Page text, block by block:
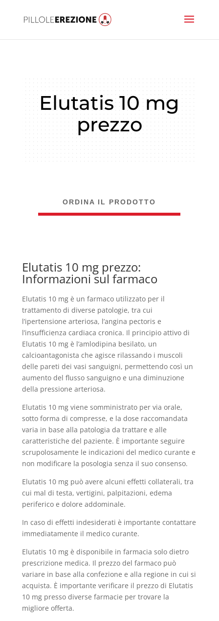
Elutatis 10 mg
prezzo
ORDINA IL PRODOTTO
Elutatis 10 mg prezzo:
Informazioni sul farmaco
Elutatis 10 mg è un farmaco utilizzato per il
trattamento di diverse patologie, tra cui
l’ipertensione arteriosa, l’angina pectoris e
l’insufficienza cardiaca cronica. Il principio attivo di
Elutatis 10 mg è l’amlodipina besilato, un
calcioantagonista che agisce rilassando i muscoli
delle pareti dei vasi sanguigni, permettendo così un
aumento del flusso sanguigno e una diminuzione
della pressione arteriosa.
Elutatis 10 mg viene somministrato per via orale,
sotto forma di compresse, e la dose raccomandata
varia in base alla patologia da trattare e alle
caratteristiche del paziente. È importante seguire
scrupolosamente le indicazioni del medico curante e
non modificare la posologia senza il suo consenso.
Elutatis 10 mg può avere alcuni effetti collaterali, tra
cui mal di testa, vertigini, palpitazioni, edema
periferico e dolore addominale.
In caso di effetti indesiderati è importante contattare
immediatamente il medico curante.
Elutatis 10 mg è disponibile in farmacia solo dietro
prescrizione medica. Il prezzo del farmaco può
variare in base alla confezione e alla regione in cui si
acquista. È importante verificare il prezzo di Elutatis
10 mg presso diverse farmacie per trovare la
migliore offerta.